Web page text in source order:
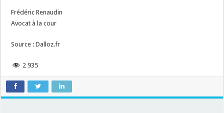
Frédéric Renaudin
Avocat à la cour
Source : Dalloz.fr
2 935